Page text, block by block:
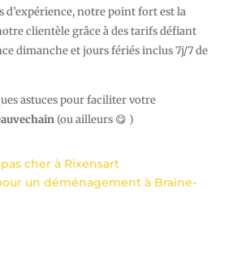
d’expérience, notre point fort est la
clientèle grâce à des tarifs défiant
dimanche et jours fériés inclus 7j/7 de
astuces pour faciliter votre
(ou ailleurs 😋 )
cher à Rixensart
un déménagement à Braine-